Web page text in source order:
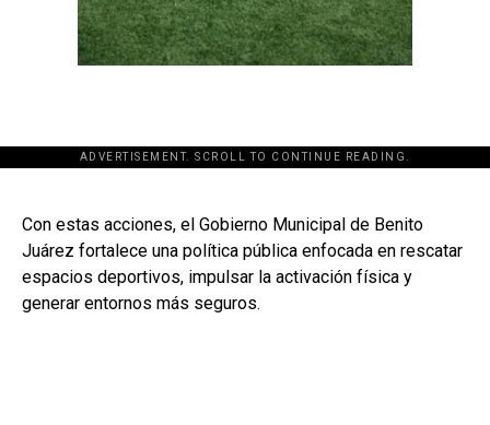
ADVERTISEMENT. SCROLL TO CONTINUE READING.
[adsforwp id="243463"]
Con estas acciones, el Gobierno Municipal de Benito
Juárez fortalece una política pública enfocada en rescatar
espacios deportivos, impulsar la activación física y
generar entornos más seguros.